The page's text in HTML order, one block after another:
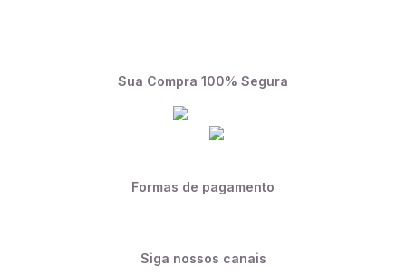
Sua Compra 100% Segura
Formas de pagamento
Siga nossos canais